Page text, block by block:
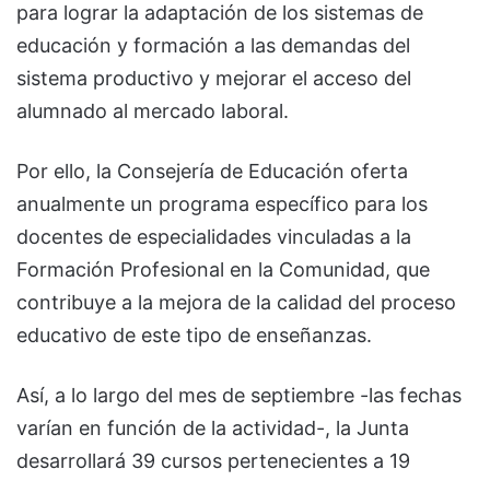
para lograr la adaptación de los sistemas de
educación y formación a las demandas del
sistema productivo y mejorar el acceso del
alumnado al mercado laboral.
Por ello, la Consejería de Educación oferta
anualmente un programa específico para los
docentes de especialidades vinculadas a la
Formación Profesional en la Comunidad, que
contribuye a la mejora de la calidad del proceso
educativo de este tipo de enseñanzas.
Así, a lo largo del mes de septiembre -las fechas
varían en función de la actividad-, la Junta
desarrollará 39 cursos pertenecientes a 19